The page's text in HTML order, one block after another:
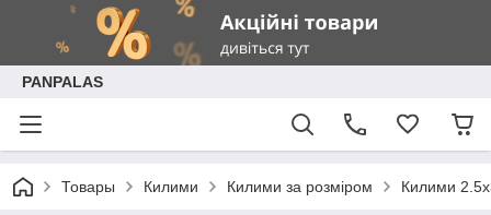
PANPALAS
Товары Килими Килими за розміром Килими